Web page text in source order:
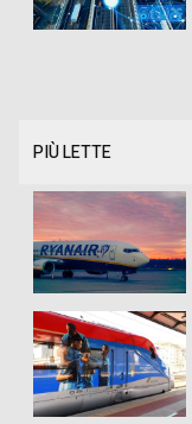
PIÙ LETTE